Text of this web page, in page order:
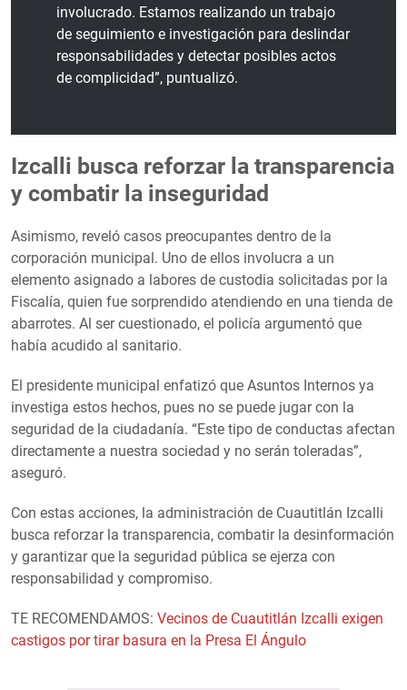
involucrado. Estamos realizando un trabajo
de seguimiento e investigación para deslindar
responsabilidades y detectar posibles actos
de complicidad”, puntualizó.
Izcalli busca reforzar la transparencia
y combatir la inseguridad
Asimismo, reveló casos preocupantes dentro de la
corporación municipal. Uno de ellos involucra a un
elemento asignado a labores de custodia solicitadas por la
Fiscalía, quien fue sorprendido atendiendo en una tienda de
abarrotes. Al ser cuestionado, el policía argumentó que
había acudido al sanitario.
El presidente municipal enfatizó que Asuntos Internos ya
investiga estos hechos, pues no se puede jugar con la
seguridad de la ciudadanía. “Este tipo de conductas afectan
directamente a nuestra sociedad y no serán toleradas”,
aseguró.
Con estas acciones, la administración de Cuautitlán Izcalli
busca reforzar la transparencia, combatir la desinformación
y garantizar que la seguridad pública se ejerza con
responsabilidad y compromiso.
TE RECOMENDAMOS: Vecinos de Cuautitlán Izcalli exigen
castigos por tirar basura en la Presa El Ángulo